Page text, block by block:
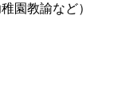
園教諭など）